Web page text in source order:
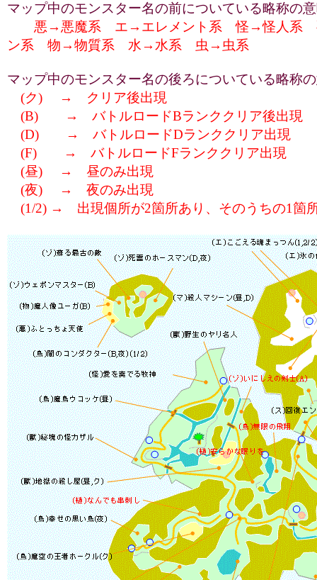
マップ中のモンスター名の前についている略称の
悪→悪魔系 エ→エレメント系 怪→怪人
ン系 物→物質系 水→水系 虫→虫系
マップ中のモンスター名の後ろについている略称
(ク) → クリア後出現
(B) → バトルロードBランククリア後出現
(D) → バトルロードDランククリア出現
(F) → バトルロードFランククリア出現
(昼) → 昼のみ出現
(夜) → 夜のみ出現
(1/2) → 出現個所が2箇所あり、そのうちの1箇